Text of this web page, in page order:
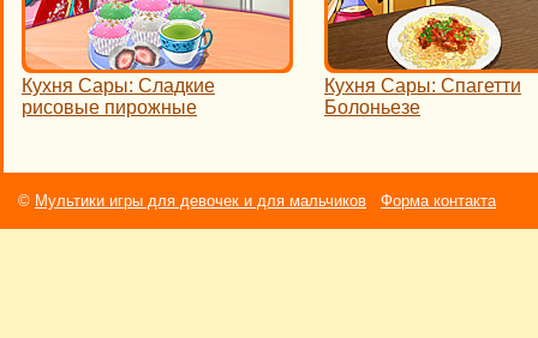
Кухня Сары: Сладкие
рисовые пирожные
Кухня Сары: Спагетти
Болоньезе
© Мультики игры для девочек и для мальчиков Форма контакта